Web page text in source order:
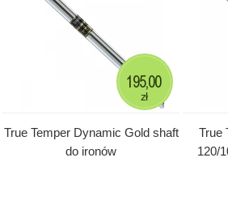
True Temper Dynamic Gold shaft
do ironów
195,00
zł
True
120/